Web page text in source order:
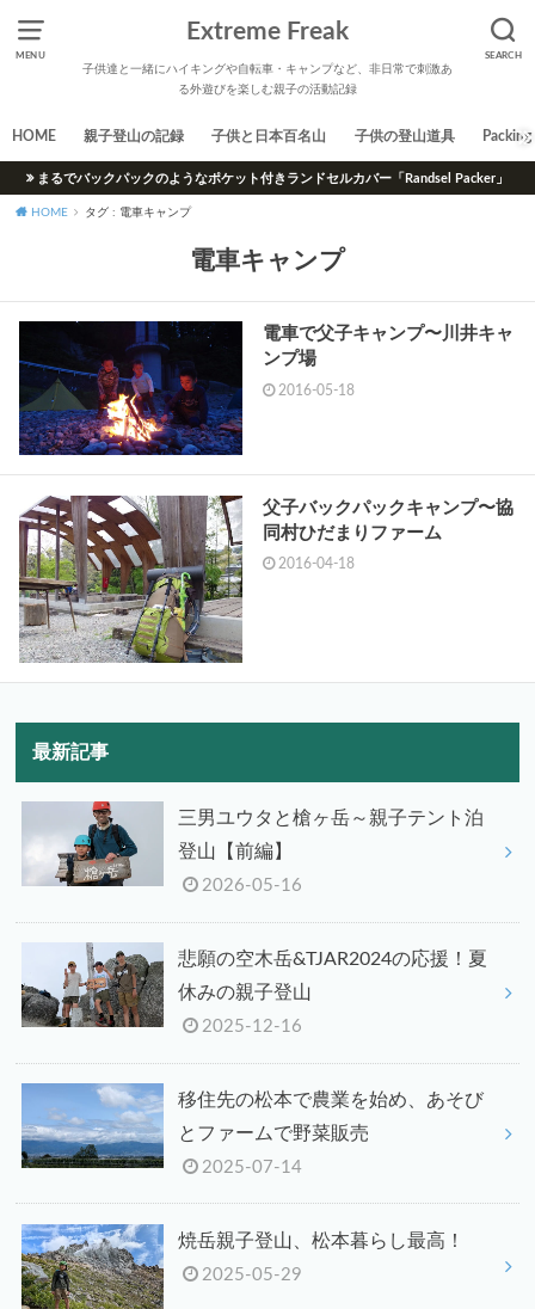
MENU SEARCH
Extreme Freak
子供達と一緒にハイキングや自転車・キャンプなど、非日常で刺激あ
る外遊びを楽しむ親子の活動記録
HOME 親子登山の記録 子供と日本百名山 子供の登山道具 Packing
まるでバックパックのようなポケット付きランドセルカバー「Randsel Packer」
HOME タグ : 電車キャンプ
電車キャンプ
電車で父子キャンプ〜川井キャ
ンプ場
2016-05-18
父子バックパックキャンプ〜協
同村ひだまりファーム
2016-04-18
最新記事
三男ユウタと槍ヶ岳～親子テント泊
登山【前編】
2026-05-16
悲願の空木岳&TJAR2024の応援！夏
休みの親子登山
2025-12-16
移住先の松本で農業を始め、あそび
とファームで野菜販売
2025-07-14
焼岳親子登山、松本暮らし最高！
2025-05-29